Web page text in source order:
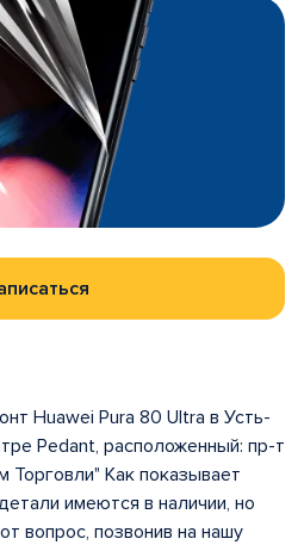
Huawei Pura 80 Ultra в Усть-
Pedant, расположенный: пр-т
Как показывает
имеются в наличии, но
вопрос, позвонив на нашу